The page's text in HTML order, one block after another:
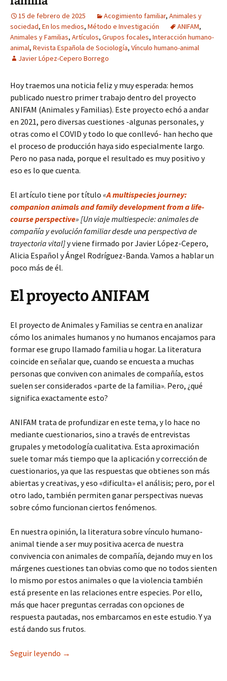
15 de febrero de 2025 Acogimiento familiar, Animales y
sociedad, En los medios, Método e Investigación ANIFAM,
Animales y Familias, Artículos, Grupos focales, Interacción humano-
animal, Revista Española de Sociología, Vínculo humano-animal
Javier López-Cepero Borrego
Hoy traemos una noticia feliz y muy esperada: hemos
publicado nuestro primer trabajo dentro del proyecto
ANIFAM (Animales y Familias). Este proyecto echó a andar
en 2021, pero diversas cuestiones -algunas personales, y
otras como el COVID y todo lo que conllevó- han hecho que
el proceso de producción haya sido especialmente largo.
Pero no pasa nada, porque el resultado es muy positivo y
eso es lo que cuenta.
El artículo tiene por título «A multispecies journey:
companion animals and family development from a life-
course perspective» [Un viaje multiespecie: animales de
compañía y evolución familiar desde una perspectiva de
trayectoria vital]y viene firmado por Javier López-Cepero,
Alicia Español y Ángel Rodríguez-Banda. Vamos a hablar un
poco más de él.
El proyecto ANIFAM
El proyecto de Animales y Familias se centra en analizar
cómo los animales humanos y no humanos encajamos para
formar ese grupo llamado familia u hogar. La literatura
coincide en señalar que, cuando se encuesta a muchas
personas que conviven con animales de compañía, estos
suelen ser considerados «parte de la familia». Pero, ¿qué
significa exactamente esto?
ANIFAM trata de profundizar en este tema, y lo hace no
mediante cuestionarios, sino a través de entrevistas
grupales y metodología cualitativa. Esta aproximación
suele tomar más tiempo que la aplicación y corrección de
cuestionarios, ya que las respuestas que obtienes son más
abiertas y creativas, y eso «dificulta» el análisis; pero, por el
otro lado, también permiten ganar perspectivas nuevas
sobre cómo funcionan ciertos fenómenos.
En nuestra opinión, la literatura sobre vínculo humano-
animal tiende a ser muy positiva acerca de nuestra
convivencia con animales de compañía, dejando muy en los
márgenes cuestiones tan obvias como que no todos sienten
lo mismo por estos animales o que la violencia también
está presente en las relaciones entre especies. Por ello,
más que hacer preguntas cerradas con opciones de
respuesta pautadas, nos embarcamos en este estudio. Y ya
está dando sus frutos.
Seguir leyendo Publicación: ‘un viaje multiespecie’, o cómo
→